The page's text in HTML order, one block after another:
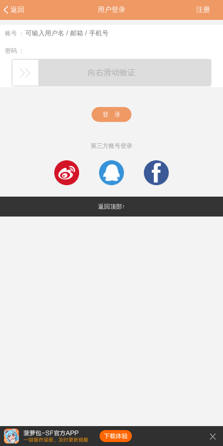
返回 用户登录 注册
账号 ：
密码 ：
向右滑动验证
登 录
第三方账号登录
返回顶部↑